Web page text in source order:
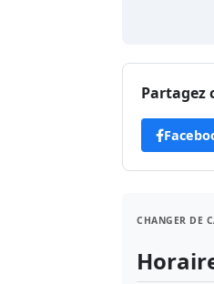
Partagez
CHANGER DE